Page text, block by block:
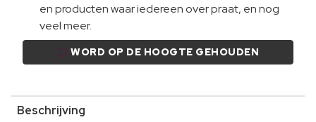
en producten waar iedereen over praat, en nog
veel meer.
WORD OP DE HOOGTE GEHOUDEN
Beschrijving